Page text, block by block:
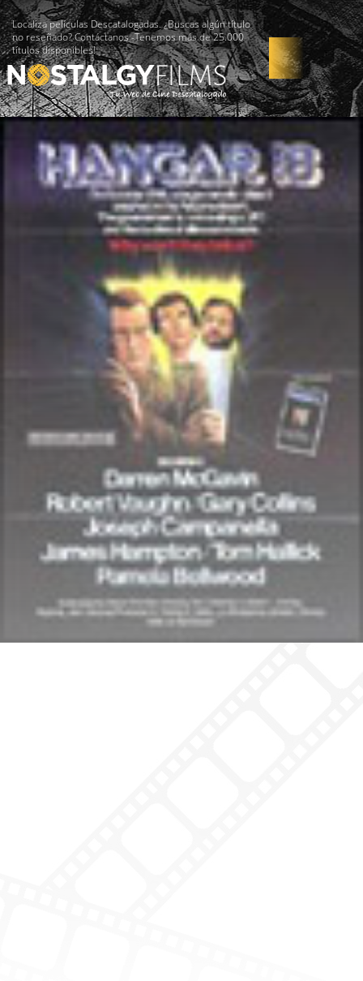
Localiza películas Descatalogadas. ¿Buscas algún título
no reseñado? Contáctanos -Tenemos más de 25.000
títulos disponibles!